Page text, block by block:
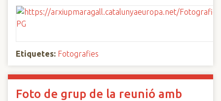
Etiquetes: Fotografies
Foto de grup de la reunió amb